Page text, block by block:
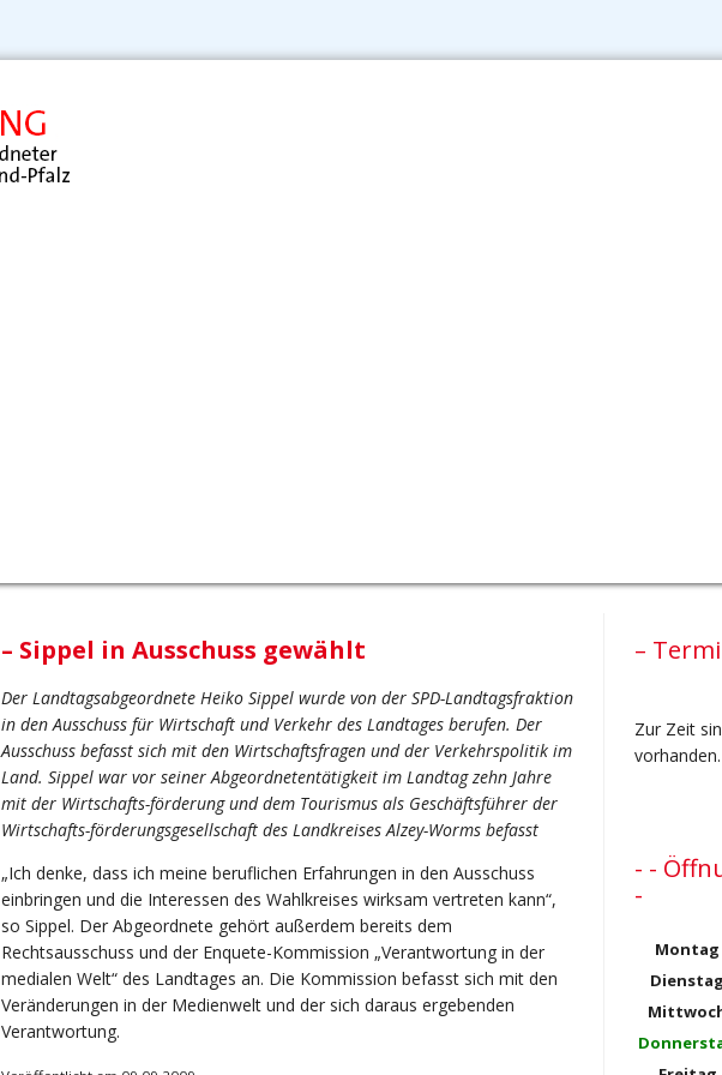
– Sippel in Ausschuss gewählt
Der Landtagsabgeordnete Heiko Sippel wurde von der SPD-Landtagsfraktion
in den Ausschuss für Wirtschaft und Verkehr des Landtages berufen. Der
Ausschuss befasst sich mit den Wirtschaftsfragen und der Verkehrspolitik im
Land. Sippel war vor seiner Abgeordnetentätigkeit im Landtag zehn Jahre
mit der Wirtschafts-förderung und dem Tourismus als Geschäftsführer der
Wirtschafts-förderungsgesellschaft des Landkreises Alzey-Worms befasst
„Ich denke, dass ich meine beruflichen Erfahrungen in den Ausschuss
einbringen und die Interessen des Wahlkreises wirksam vertreten kann“,
so Sippel. Der Abgeordnete gehört außerdem bereits dem
Rechtsausschuss und der Enquete-Kommission „Verantwortung in der
medialen Welt“ des Landtages an. Die Kommission befasst sich mit den
Veränderungen in der Medienwelt und der sich daraus ergebenden
Verantwortung.
–
Zur Zeit
vorhanden.
- -
-
Montag
Dienstag